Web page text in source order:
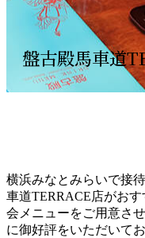
盤古殿馬車道
横浜みなとみらいで接
車道TERRACE店がお
会メニューをご用意さ
に御好評をいただいて